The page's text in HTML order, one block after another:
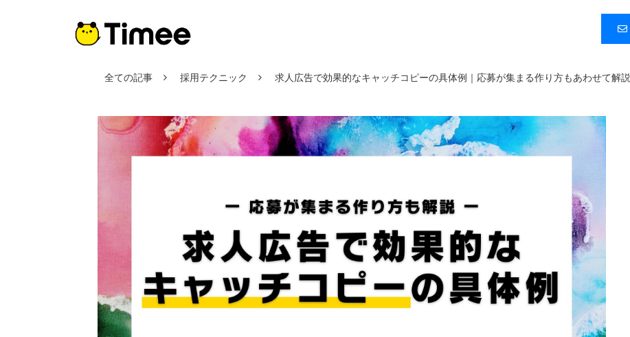
全ての記事 採用テクニック 求人広告で効果的なキャッチコピーの具体例｜応募が集まる作り方もあわせて解説